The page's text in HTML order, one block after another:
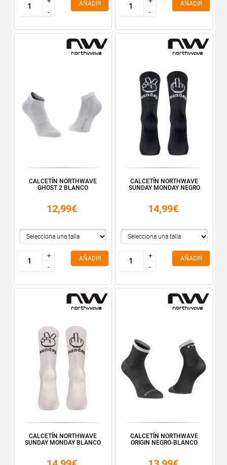
--
AÑADIR
--
AÑADIR
CALCETÍN NORTHWAVE
GHOST 2 BLANCO
12,99€
+
-
+
-
AÑADIR
CALCETÍN NORTHWAVE
SUNDAY MONDAY NEGRO
14,99€
+
-
+
-
AÑADIR
CALCETÍN NORTHWAVE
SUNDAY MONDAY BLANCO
CALCETÍN NORTHWAVE
ORIGIN NEGRO-BLANCO